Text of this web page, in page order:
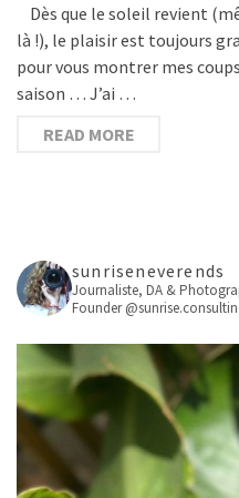
Dès que le soleil revient
là !), le plaisir est toujours
pour vous montrer mes
saison … J’ai …
READ MORE
sunriseneverends
Journaliste, DA &
Founder